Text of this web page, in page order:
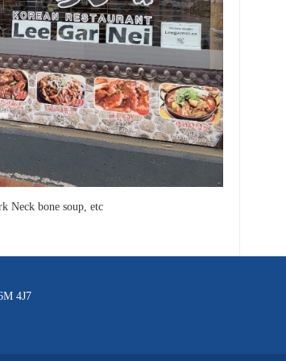
Neck bone soup, etc
4J7